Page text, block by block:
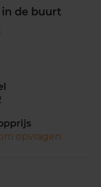
de buurt
opvragen